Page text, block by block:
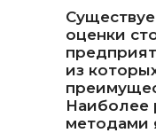
оценки
из
Наиболее
методами